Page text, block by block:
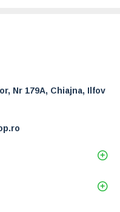
Nr 179A, Chiajna, Ilfov